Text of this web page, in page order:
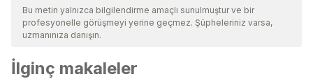
güncelliklerini ve geçerliliklerini sağlamak için ekibimiz
tarafından derinlemesine incelendi. Bu makalenin bibliyografisi
kabul edildi.
Bu metin yalnızca bilgilendirme amaçlı sunulmuştur ve bir
profesyonelle görüşmeyi yerine geçmez. Şüpheleriniz varsa,
uzmanınıza danışın.
İlginç makaleler